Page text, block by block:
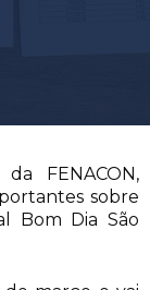
FENACON,
sobre
Bom Dia São